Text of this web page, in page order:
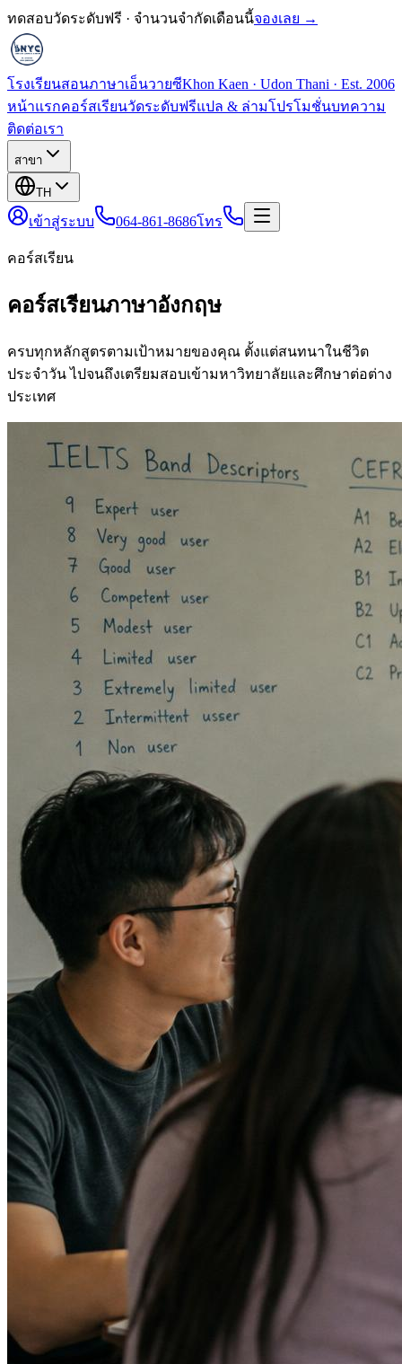
ทดสอบวัดระดับฟรี · จำนวนจำกัดเดือนนี้จองเลย →
โรงเรียนสอนภาษาเอ็นวายซีKhon Kaen · Udon Thani · Est. 2006
หน้าแรกคอร์สเรียนวัดระดับฟรีแปล & ล่ามโปรโมชั่นบทความ
ติดต่อเรา
สาขา
TH
เข้าสู่ระบบ 064-861-8686โทร
คอร์สเรียน
คอร์สเรียนภาษาอังกฤษ
ครบทุกหลักสูตรตามเป้าหมายของคุณ ตั้งแต่สนทนาในชีวิต
ประจำวัน ไปจนถึงเตรียมสอบเข้ามหาวิทยาลัยและศึกษาต่อต่าง
ประเทศ